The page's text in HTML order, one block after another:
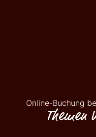
Online-Buchung
Themen